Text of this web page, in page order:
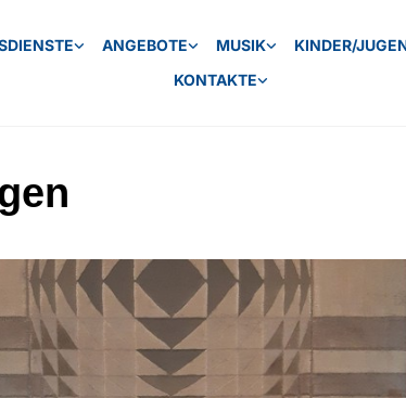
ANGEBOTE MUSIK
KINDER/
KONTAKTE